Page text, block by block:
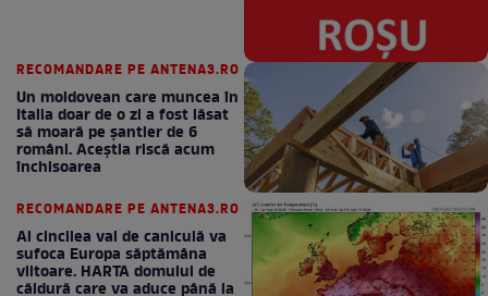
RECOMANDARE PE ANTENA3.RO
Un moldovean care muncea în
Italia doar de o zi a fost lăsat
să moară pe şantier de 6
români. Aceștia riscă acum
închisoarea
RECOMANDARE PE ANTENA3.RO
Al cincilea val de caniculă va
sufoca Europa săptămâna
viitoare. HARTA domului de
căldură care va aduce până la